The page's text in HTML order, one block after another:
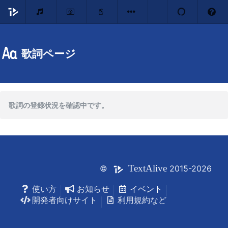
歌詞ページ
歌詞の登録状況を確認中です。
© TextAlive 2015-2026
使い方
お知らせ
イベント
開発者向けサイト
利用規約など